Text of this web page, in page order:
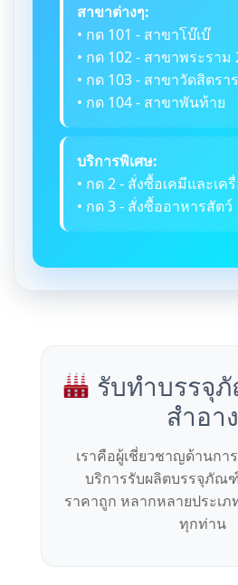
สาขาต่างๆ:
• กด 101 - สาขาโบ๊เบ๊
• กด 102 - สาขาพระราม
• กด 103 - สาขาวัดสิตรา
• กด 104 - สาขาพันท้าย
บริการพิเศษ:
• กด 2 - สั่งซื้อเคมีและเค
• กด 3 - สั่งซื้ออาหารสัตว์
รับทำบรรจุ
สำอาง
เราคือผู้เชี่ยวชาญด้านกา
บริการรับผลิตบรรจุภัณฑ์
ราคาถูก หลากหลายประเ
ทุกท่าน